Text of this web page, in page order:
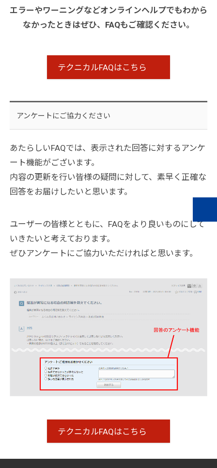
エラーやワーニングなどオンラインヘルプでもわから
なかったときはぜひ、FAQもご確認ください。
テクニカルFAQはこちら
アンケートにご協力ください
あたらしいFAQでは、表示された回答に対するアンケ
ート機能がございます。
内容の更新を行い皆様の疑問に対して、素早く正確な
回答をお届けしたいと思います。
ユーザーの皆様とともに、FAQをより良いものにして
いきたいと考えております。
ぜひアンケートにご協力いただければと思います。
テクニカルFAQはこちら